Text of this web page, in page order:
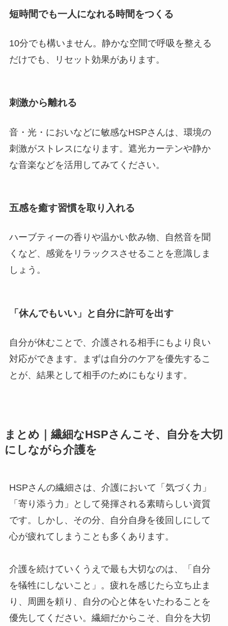
短時間でも一人になれる時間をつくる
10分でも構いません。静かな空間で呼吸を整える
だけでも、リセット効果があります。
刺激から離れる
音・光・においなどに敏感なHSPさんは、環境の
刺激がストレスになります。遮光カーテンや静か
な音楽などを活用してみてください。
五感を癒す習慣を取り入れる
ハーブティーの香りや温かい飲み物、自然音を聞
くなど、感覚をリラックスさせることを意識しま
しょう。
「休んでもいい」と自分に許可を出す
自分が休むことで、介護される相手にもより良い
対応ができます。まずは自分のケアを優先するこ
とが、結果として相手のためにもなります。
まとめ｜繊細なHSPさんこそ、自分を大切
にしながら介護を
HSPさんの繊細さは、介護において「気づく力」
「寄り添う力」として発揮される素晴らしい資質
です。しかし、その分、自分自身を後回しにして
心が疲れてしまうことも多くあります。
介護を続けていくうえで最も大切なのは、「自分
を犠牲にしないこと」。疲れを感じたら立ち止ま
り、周囲を頼り、自分の心と体をいたわることを
優先してください。繊細だからこそ、自分を大切